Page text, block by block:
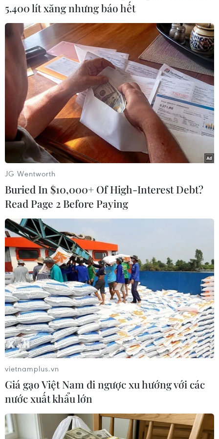
#Phú Yên #Thành phố Hồ Chí Minh
#Xe tải
#Bốc cháy
#Chở phế liệu
#Quốc lộ 1
#Giấy tờ tùy thân
#Công an Phú Yên
Đắk Lắk
Phú Yên
Theo dõi VietnamPlus
TIN LIÊN QUAN
Một xe container đột ngột bốc cháy dữ dội
khi đang lưu thông
27/08/2014 03:00
5.400 lít xăng nhưng báo hết
JG Wentworth
Buried In $10,000+ Of High-Interest Debt?
Read Page 2 Before Paying
vietnamplus.vn
Giá gạo Việt Nam đi ngược xu hướng với các
nước xuất khẩu lớn